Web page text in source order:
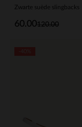
Zwarte suède slingbacks
120.00
60.00